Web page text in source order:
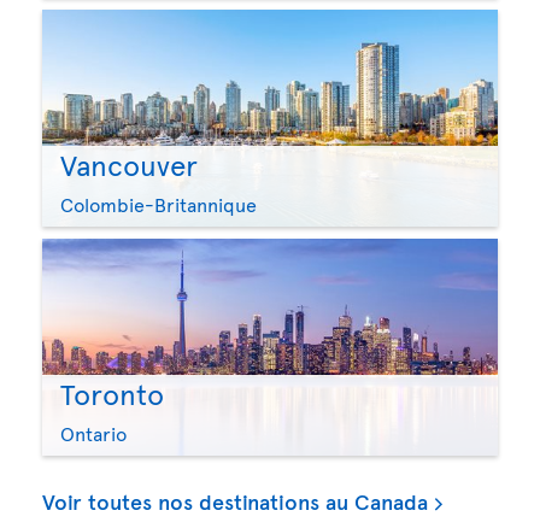
Vancouver
Colombie-Britannique
Toronto
Ontario
Voir toutes nos destinations au Canada